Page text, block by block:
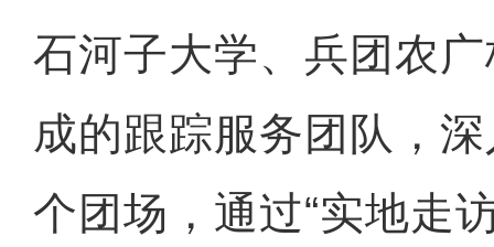
石河子大学、兵团农
成的跟踪服务团队，
个团场，通过“实地走